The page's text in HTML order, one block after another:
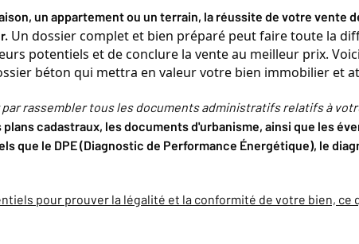
un appartement ou un terrain, la réussite de votre vente
Un dossier complet et bien préparé peut faire toute la
potentiels et de conclure la vente au meilleur prix.
béton qui mettra en valeur votre bien immobilier et
par rassembler tous les documents administratifs relatifs à
cadastraux, les documents d'urbanisme, ainsi que les
que le DPE (Diagnostic de Performance Énergétique), le
pour prouver la légalité et la conformité de votre bien, ce